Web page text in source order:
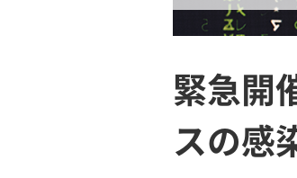
緊急開
スの感